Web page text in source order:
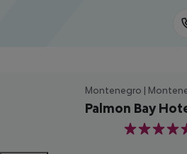
Montenegro |
Palmon Bay
4.5